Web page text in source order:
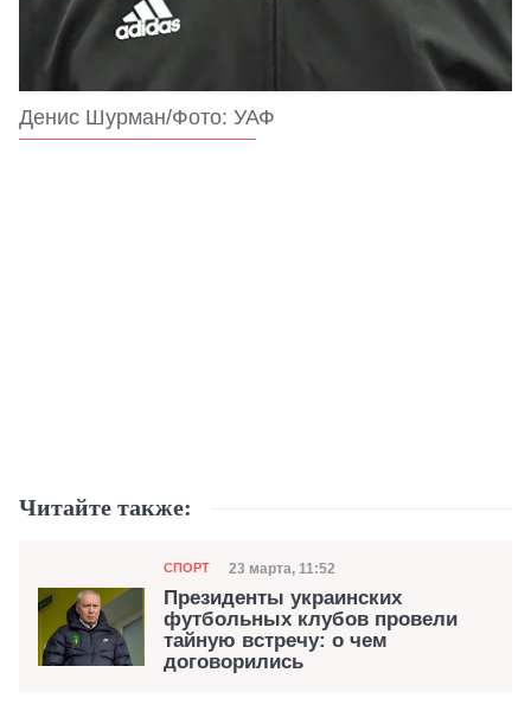
Денис Шурман/Фото: УАФ
Читайте также:
Категория
СПОРТ Дата публикации
23 марта, 11:52
Президенты украинских
футбольных клубов провели
тайную встречу: о чем
договорились